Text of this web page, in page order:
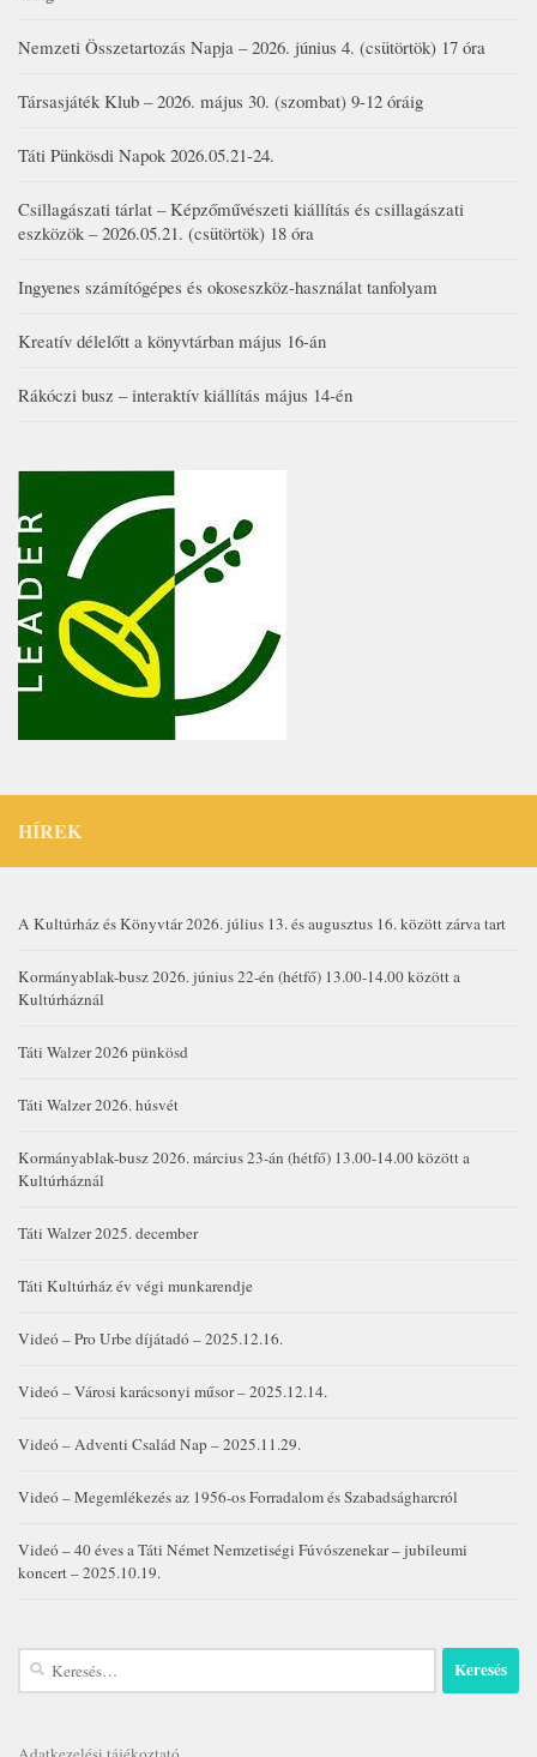
Nemzeti Összetartozás Napja – 2026. június 4. (csütörtök) 17 óra
Társasjáték Klub – 2026. május 30. (szombat) 9-12 óráig
Táti Pünkösdi Napok 2026.05.21-24.
Csillagászati tárlat – Képzőművészeti kiállítás és csillagászati
eszközök – 2026.05.21. (csütörtök) 18 óra
Ingyenes számítógépes és okoseszköz-használat tanfolyam
Kreatív délelőtt a könyvtárban május 16-án
Rákóczi busz – interaktív kiállítás május 14-én
HÍREK
A Kultúrház és Könyvtár 2026. július 13. és augusztus 16. között zárva tart
Kormányablak-busz 2026. június 22-én (hétfő) 13.00-14.00 között a
Kultúrháznál
Táti Walzer 2026 pünkösd
Táti Walzer 2026. húsvét
Kormányablak-busz 2026. március 23-án (hétfő) 13.00-14.00 között a
Kultúrháznál
Táti Walzer 2025. december
Táti Kultúrház év végi munkarendje
Videó – Pro Urbe díjátadó – 2025.12.16.
Videó – Városi karácsonyi műsor – 2025.12.14.
Videó – Adventi Család Nap – 2025.11.29.
Videó – Megemlékezés az 1956-os Forradalom és Szabadságharcról
Videó – 40 éves a Táti Német Nemzetiségi Fúvószenekar – jubileumi
koncert – 2025.10.19.
Keresés: